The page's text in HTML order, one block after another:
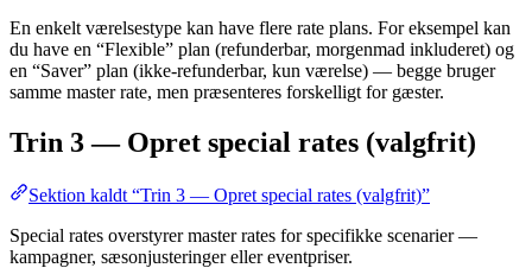
En enkelt værelsestype kan have flere rate plans. For eksempel kan
du have en “Flexible” plan (refunderbar, morgenmad inkluderet) og
en “Saver” plan (ikke-refunderbar, kun værelse) — begge bruger
samme master rate, men præsenteres forskelligt for gæster.
Trin 3 — Opret special rates (valgfrit)
Sektion kaldt “Trin 3 — Opret special rates (valgfrit)”
Special rates overstyrer master rates for specifikke scenarier —
kampagner, sæsonjusteringer eller eventpriser.